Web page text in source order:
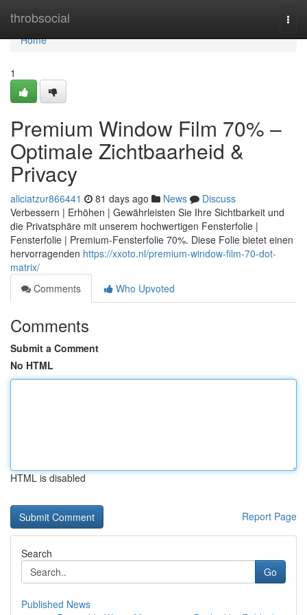
throbsocial
Home
Home
1
Premium Window Film 70% –
Optimale Zichtbaarheid &
Privacy
aliciatzur866441 81 days ago News
Discuss
Verbessern | Erhöhen | Gewährleisten Sie Ihre Sichtbarkeit und
die Privatsphäre mit unserem hochwertigen Fensterfolie |
Fensterfolie | Premium-Fensterfolie 70%. Diese Folie bietet einen
hervorragenden https://xxoto.nl/premium-window-film-70-dot-
matrix/
Comments
Who Upvoted
Comments
Submit a Comment
No HTML
HTML is disabled
Report Page
Search
Go
Published News